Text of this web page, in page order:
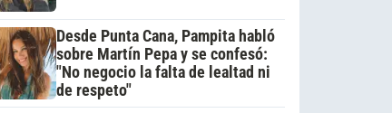
Desde Punta Cana, Pampita habló
sobre Martín Pepa y se confesó:
"No negocio la falta de lealtad ni
de respeto"